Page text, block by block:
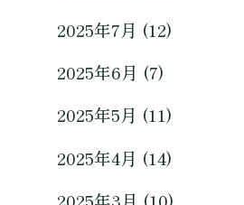
2025年7月 (12)
2025年6月 (7)
2025年5月 (11)
2025年4月 (14)
2025年3月 (10)